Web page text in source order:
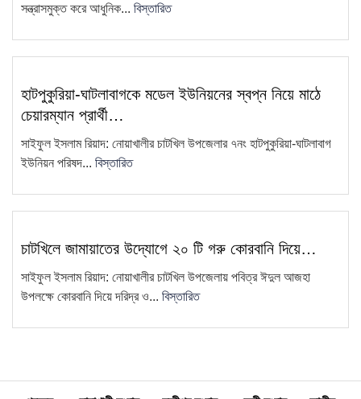
11
প্রতিবাদ—ধান পুড়িয়ে দেওয়ার কর্মসূচি
12
গ্রেফতার করেছে চাটখিলে থানা পুলিশ
13
কমিটি গঠন
15
"দুদক একটি অকার্যকর ও দুর্নীতিগ্রস্ত
প্রতিষ্ঠান"—ব্যারিস্টার মাহবুব উদ্দিন
খোকন
সন্ত্রাসমুক্ত করে আধুনিক... বিস্তারিত
হাটপুকুরিয়া-ঘাটলাবাগকে মডেল ইউনিয়নের স্বপ্ন নিয়ে মাঠে
চেয়ারম্যান প্রার্থী…
সাইফুল ইসলাম রিয়াদ: নোয়াখালীর চাটখিল উপজেলার ৭নং হাটপুকুরিয়া-ঘাটলাবাগ
ইউনিয়ন পরিষদ... বিস্তারিত
চাটখিলে জামায়াতের উদ্যোগে ২০ টি গরু কোরবানি দিয়ে…
সাইফুল ইসলাম রিয়াদ: নোয়াখালীর চাটখিল উপজেলায় পবিত্র ঈদুল আজহা
উপলক্ষে কোরবানি দিয়ে দরিদ্র ও... বিস্তারিত